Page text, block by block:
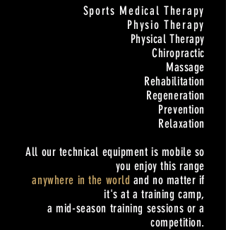
Kasper
and
to
give
him
some
medical
Sports Medical Therapy
Physio Therapy
Physical Therapy
Chiropractic
Massage
Rehabilitation
Regeneration
Prevention
Relaxation
All our technical equipment is mobile so
you enjoy this range
anywhere in the world and no matter if
it's at a training camp,
a mid-season training sessions or a
competition.